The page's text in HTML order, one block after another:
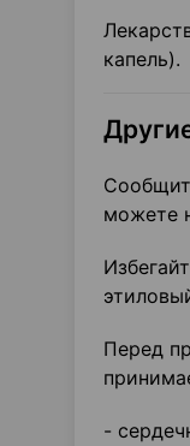
капель).
можете
Перед
-